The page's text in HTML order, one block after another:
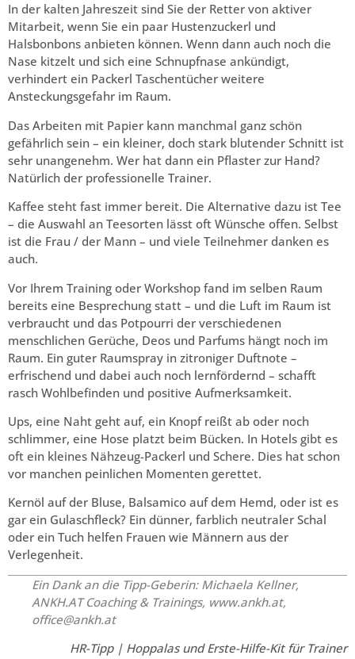
In der kalten Jahreszeit sind Sie der Retter von aktiver
Mitarbeit, wenn Sie ein paar Hustenzuckerl und
Halsbonbons anbieten können. Wenn dann auch noch die
Nase kitzelt und sich eine Schnupfnase ankündigt,
verhindert ein Packerl Taschentücher weitere
Ansteckungsgefahr im Raum.
Das Arbeiten mit Papier kann manchmal ganz schön
gefährlich sein – ein kleiner, doch stark blutender Schnitt ist
sehr unangenehm. Wer hat dann ein Pflaster zur Hand?
Natürlich der professionelle Trainer.
Kaffee steht fast immer bereit. Die Alternative dazu ist Tee
– die Auswahl an Teesorten lässt oft Wünsche offen. Selbst
ist die Frau / der Mann – und viele Teilnehmer danken es
auch.
Vor Ihrem Training oder Workshop fand im selben Raum
bereits eine Besprechung statt – und die Luft im Raum ist
verbraucht und das Potpourri der verschiedenen
menschlichen Gerüche, Deos und Parfums hängt noch im
Raum. Ein guter Raumspray in zitroniger Duftnote –
erfrischend und dabei auch noch lernfördernd – schafft
rasch Wohlbefinden und positive Aufmerksamkeit.
Ups, eine Naht geht auf, ein Knopf reißt ab oder noch
schlimmer, eine Hose platzt beim Bücken. In Hotels gibt es
oft ein kleines Nähzeug-Packerl und Schere. Dies hat schon
vor manchen peinlichen Momenten gerettet.
Kernöl auf der Bluse, Balsamico auf dem Hemd, oder ist es
gar ein Gulaschfleck? Ein dünner, farblich neutraler Schal
oder ein Tuch helfen Frauen wie Männern aus der
Verlegenheit.
Ein Dank an die Tipp-Geberin: Michaela Kellner,
ANKH.AT Coaching & Trainings, www.ankh.at,
office@ankh.at
HR-Tipp | Hoppalas und Erste-Hilfe-Kit für Trainer